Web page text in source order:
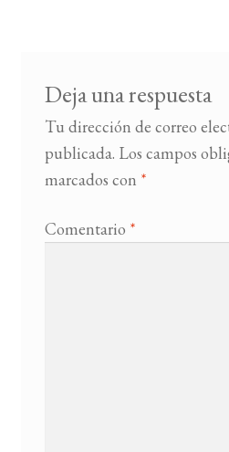
Deja una respuesta
Tu dirección de correo
publicada. Los campos
marcados con *
Comentario *